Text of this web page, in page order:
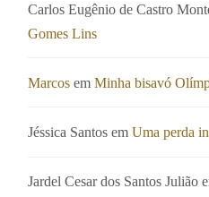
Carlos Eugênio de Castro
Gomes Lins
Marcos emMinha bisavó
Jéssica Santos emUma perda
Jardel Cesar dos Santos Julião